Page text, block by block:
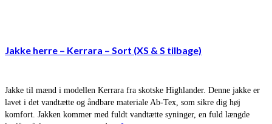
Jakke herre – Kerrara – Sort (XS & S tilbage)
Jakke til mænd i modellen Kerrara fra skotske Highlander. Denne jakke er
lavet i det vandtætte og åndbare materiale Ab-Tex, som sikre dig høj
komfort. Jakken kommer med fuldt vandtætte syninger, en fuld længde